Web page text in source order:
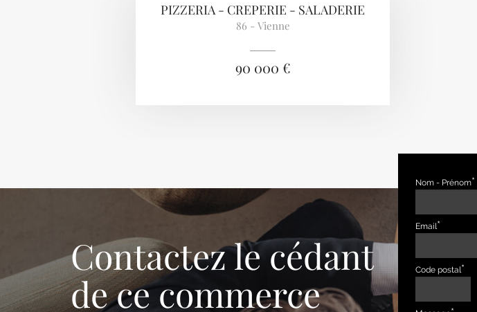
PIZZERIA - CREPERIE - SALADERIE
86 - Vienne
90 000 €
Contactez le cédant
de ce commerce
Nom - Prénom
Email
Code postal